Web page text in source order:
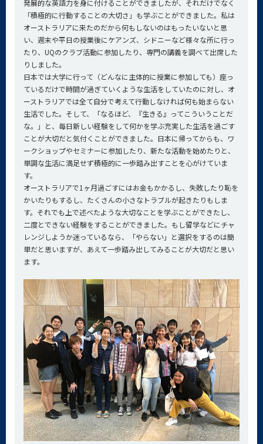
発展的な英語力を身に付けることができましたが、それだけでなく
「積極的に行動することの大切さ」も学ぶことができました。私は
オーストラリアに来たのだから何もしないのはもったいないと思
い、週末や平日の授業後にケアンズ、シドニーなど様々な所に行っ
たり、UQのクラブ活動に参加したり、専門の講義を調べて出席した
りしました。
日本では大学に行って（どんなに主体的に授業に参加しても）座っ
ているだけで時間が過ぎていくような生活をしていたのに対し、オ
ーストラリアでは全て自分で考えて行動しなければ何も始まらない
生活でした。そして、「なるほど、『生きる』ってこういうことだ
な。」と、毎日新しい経験をして何かを学ぶ充実した生活を過ごす
ことが大切だと気付くことができました。日本に帰ってからも、ワ
ークショップやセミナーに参加したり、新たな活動を始めたりと、
単調な生活に満足せず積極的に一歩踏み出すことを心がけていま
す。
オーストラリアで1ヶ月過ごすにはお金もかかるし、失敗したり恥を
かいたりもするし、たくさんの小さなトラブルが起きたりもしま
す。それでも上で述べたような大切なことを学ぶことができたし、
二度とできない経験をすることができました。もし留学などにチャ
レンジしようか迷っているなら、「やらない」と選択をするのは簡
単だと思いますが、あえて一歩踏み出してみることが大切だと思い
ます。